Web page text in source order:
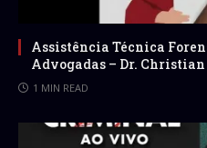
Assistência Técnica
Advogadas – Dr. Christian
1 MIN READ